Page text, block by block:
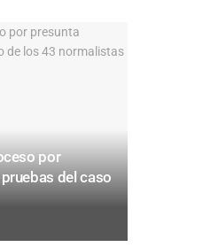
por
del caso